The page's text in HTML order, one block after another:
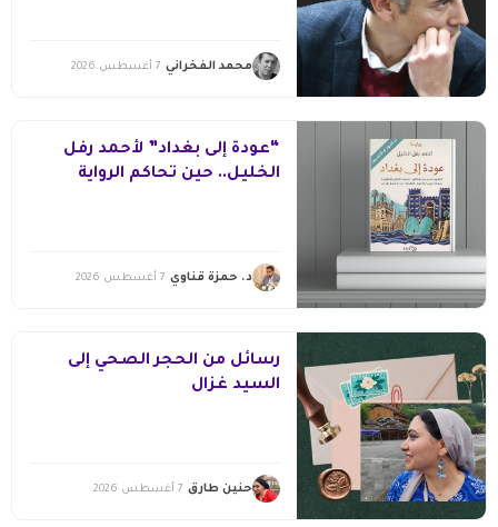
محمد الفخراني 7 أغسطس 2026
“عودة إلى بغداد” لأحمد رفل
الخليل.. حين تحاكم الرواية
د. حمزة قناوي 7 أغسطس 2026
رسائل من الحجر الصحي إلى
السيد غزال
حنين طارق 7 أغسطس 2026